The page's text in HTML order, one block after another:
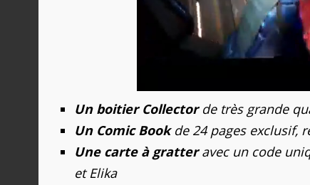
Un boitier Collectorde très grande
Un Comic Bookde 24 pages exclusif,
Une carte à gratteravec un code
et Elika